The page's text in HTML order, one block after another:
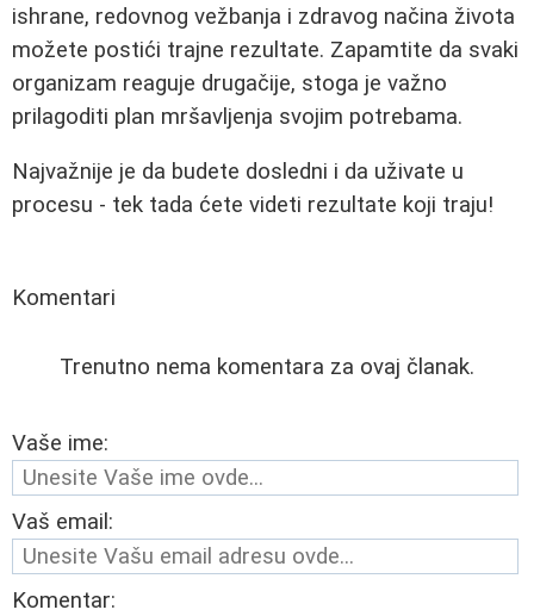
ishrane, redovnog vežbanja i zdravog načina života
možete postići trajne rezultate. Zapamtite da svaki
organizam reaguje drugačije, stoga je važno
prilagoditi plan mršavljenja svojim potrebama.
Najvažnije je da budete dosledni i da uživate u
procesu - tek tada ćete videti rezultate koji traju!
Komentari
Trenutno nema komentara za ovaj članak.
Vaše ime:
Vaš email:
Komentar: